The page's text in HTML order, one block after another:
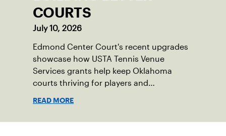
COURTS
July 10, 2026
Edmond Center Court's recent upgrades
showcase how USTA Tennis Venue
Services grants help keep Oklahoma
courts thriving for players and
READ MORE